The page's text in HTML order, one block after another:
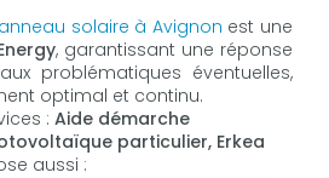
solaire à Avignon est une
, garantissant une réponse
problématiques éventuelles,
optimal et continu.
: Aide démarche
particulier, Erkea
aussi :